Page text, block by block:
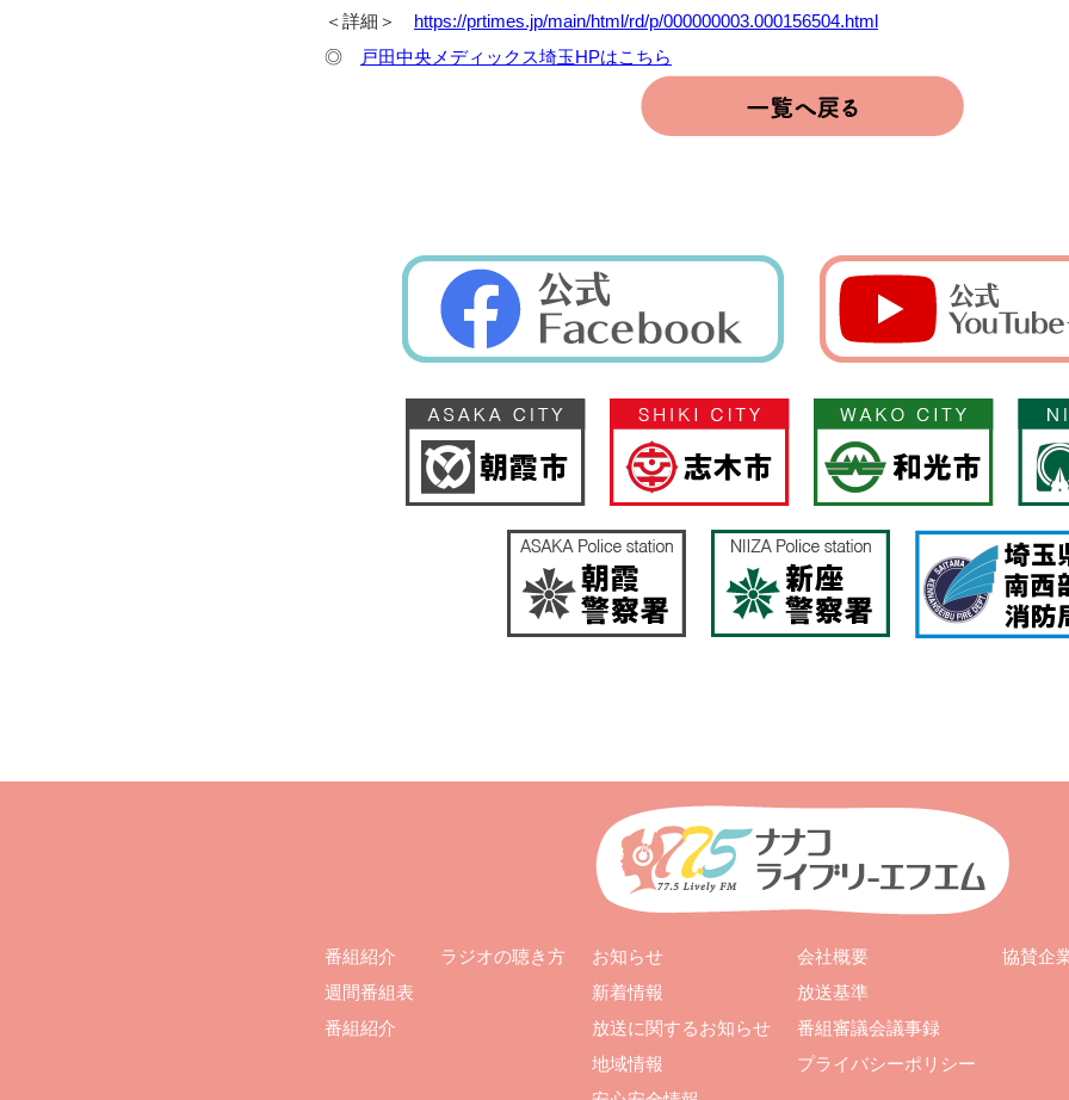
＜詳細＞ https://prtimes.jp/main/html/rd/p/000000003.000156504.html
◎ 戸田中央メディックス埼玉HPはこちら
番組紹介
週間番組表
番組紹介
ラジオの聴き方
お知らせ
新着情報
放送に関するお知らせ
地域情報
会社概要
放送基準
番組審議会議事録
プライバシーポリシー
協賛企